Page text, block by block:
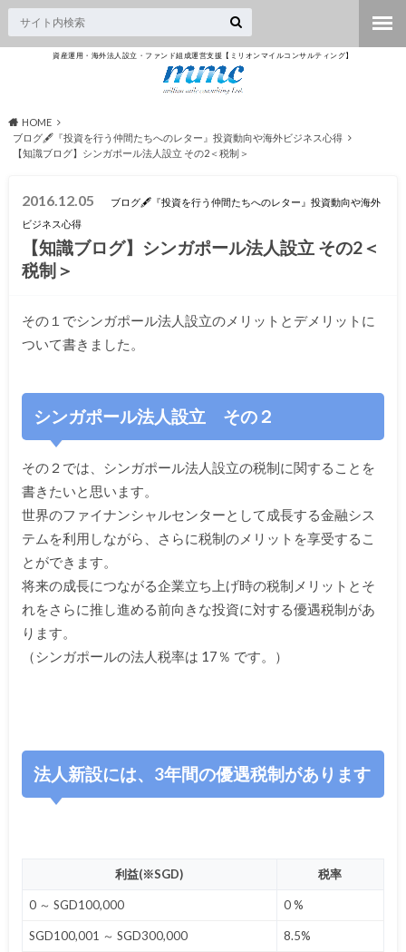
資産運用・海外法人設立・ファンド組成運営支援【ミリオンマイルコンサルティング】
HOME
ブログ🖋『投資を行う仲間たちへのレター』投資動向や海外ビジネス心得
【知識ブログ】シンガポール法人設立 その2＜税制＞
2016.12.05
ブログ🖋『投資を行う仲間たちへのレター』投資動向や海外
ビジネス心得
【知識ブログ】シンガポール法人設立 その2＜
税制＞
その１でシンガポール法人設立のメリットとデメリットに
ついて書きました。
シンガポール法人設立 その２
その２では、シンガポール法人設立の税制に関することを
書きたいと思います。
世界のファイナンシャルセンターとして成長する金融シス
テムを利用しながら、さらに税制のメリットを享受するこ
とができます。
将来の成長につながる企業立ち上げ時の税制メリットとそ
れをさらに推し進める前向きな投資に対する優遇税制があ
ります。
（シンガポールの法人税率は 17％ です。）
法人新設には、3年間の優遇税制があります
利益(※SGD) 税率
0 ～ SGD100,000 0 %
SGD100,001 ～ SGD300,000 8.5%